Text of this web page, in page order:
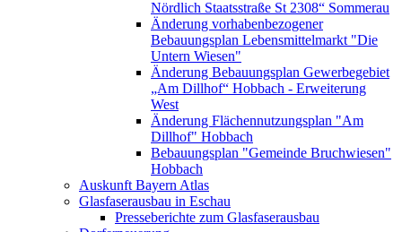
Nördlich Staatsstraße St 2308“ Sommerau
Änderung vorhabenbezogener
Bebauungsplan Lebensmittelmarkt "Die
Untern Wiesen"
Änderung Bebauungsplan Gewerbegebiet
„Am Dillhof“ Hobbach - Erweiterung
West
Änderung Flächennutzungsplan "Am
Dillhof" Hobbach
Bebauungsplan "Gemeinde Bruchwiesen"
Hobbach
Auskunft Bayern Atlas
Glasfaserausbau in Eschau
Presseberichte zum Glasfaserausbau